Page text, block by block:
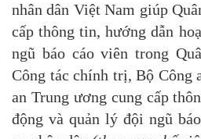
nhân dân Việt Nam giúp
cấp thông tin, hướng dẫn
ngũ báo cáo viên trong
Công tác chính trị, Bộ Công
an Trung ương cung cấp
động và quản lý đội ngũ